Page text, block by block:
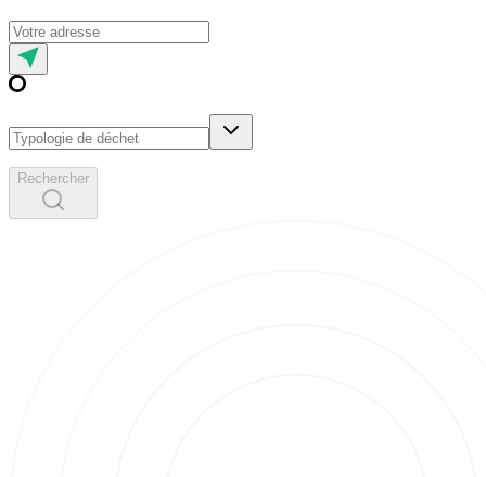
Rechercher